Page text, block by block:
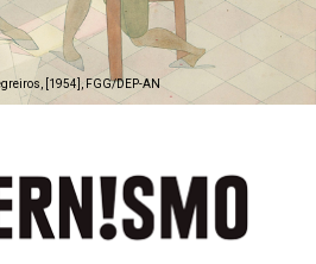
[1954], FGG/DEP-AN